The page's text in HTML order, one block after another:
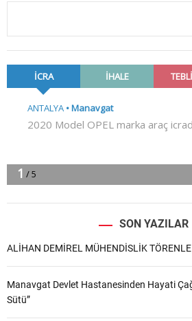
SON YAZILAR
ALİHAN DEMİREL MÜHENDİSLİK
Manavgat Devlet Hastanesinden Hayati
Sütü”